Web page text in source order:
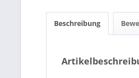
Beschreibung